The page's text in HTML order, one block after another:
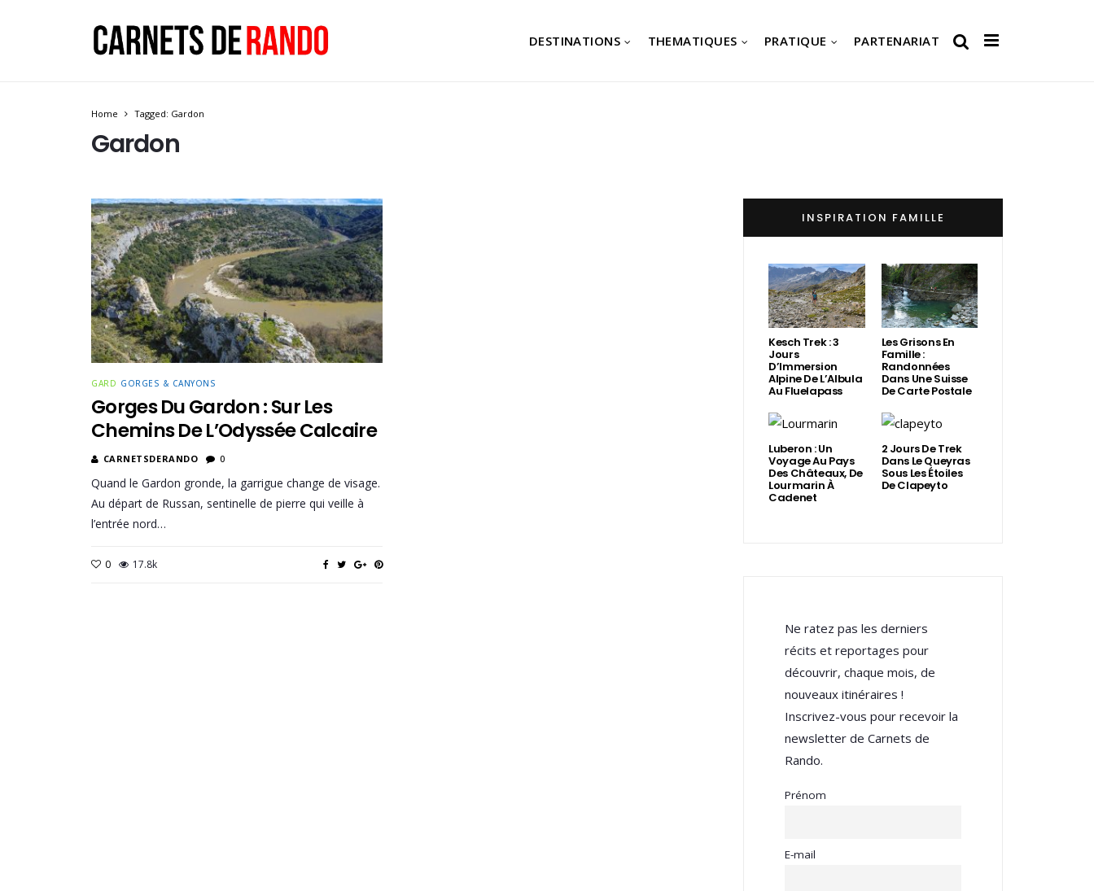
DESTINATIONS THEMATIQUES PRATIQUE PARTENARIAT
Home Tagged: Gardon
Gardon
GARD GORGES & CANYONS
Gorges Du Gardon : Sur Les
Chemins De L’Odyssée Calcaire
CARNETSDERANDO 0
Quand le Gardon gronde, la garrigue change de visage.
Au départ de Russan, sentinelle de pierre qui veille à
l’entrée nord…
0 17.8k
INSPIRATION FAMILLE
Kesch Trek : 3
Jours
D’Immersion
Alpine De L’Albula
Au Fluelapass
Les Grisons En
Famille :
Randonnées
Dans Une Suisse
De Carte Postale
Luberon : Un
Voyage Au Pays
Des Châteaux, De
Lourmarin À
Cadenet
2 Jours De Trek
Dans Le Queyras
Sous Les Étoiles
De Clapeyto
Ne ratez pas les derniers
récits et reportages pour
découvrir, chaque mois, de
nouveaux itinéraires !
Inscrivez-vous pour recevoir la
newsletter de Carnets de
Rando.
Prénom
E-mail